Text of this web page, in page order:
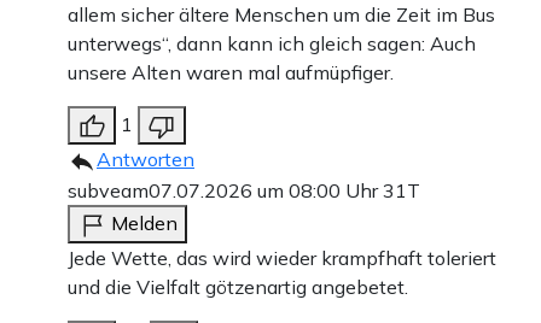
allem sicher ältere Menschen um die Zeit im Bus
unterwegs“, dann kann ich gleich sagen: Auch
unsere Alten waren mal aufmüpfiger.
1
Antworten
subveam07.07.2026 um 08:00 Uhr31T
Melden
Jede Wette, das wird wieder krampfhaft toleriert
und die Vielfalt götzenartig angebetet.